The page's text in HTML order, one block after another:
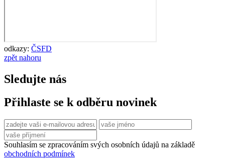
odkazy: ČSFD
zpět nahoru
Sledujte nás
Přihlaste se k odběru novinek
Souhlasím se zpracováním svých osobních údajů na základě
obchodních podmínek